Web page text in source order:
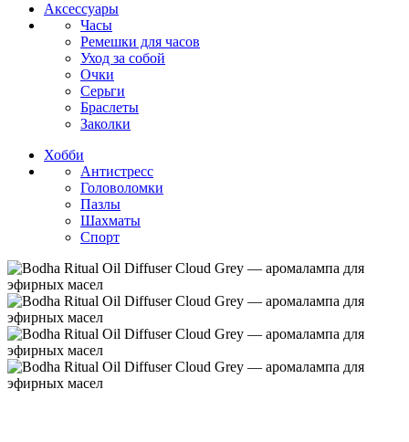
Аксессуары
Часы
Ремешки для часов
Уход за собой
Очки
Серьги
Браслеты
Заколки
Хобби
Антистресс
Головоломки
Пазлы
Шахматы
Спорт